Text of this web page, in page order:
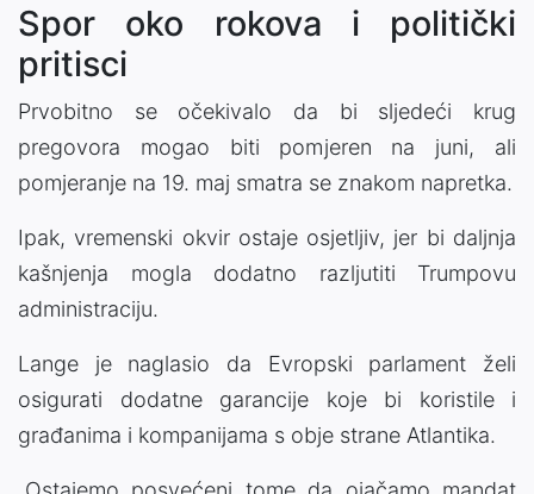
Spor oko rokova i politički
pritisci
Prvobitno se očekivalo da bi sljedeći krug
pregovora mogao biti pomjeren na juni, ali
pomjeranje na 19. maj smatra se znakom napretka.
Ipak, vremenski okvir ostaje osjetljiv, jer bi daljnja
kašnjenja mogla dodatno razljutiti Trumpovu
administraciju.
Lange je naglasio da Evropski parlament želi
osigurati dodatne garancije koje bi koristile i
građanima i kompanijama s obje strane Atlantika.